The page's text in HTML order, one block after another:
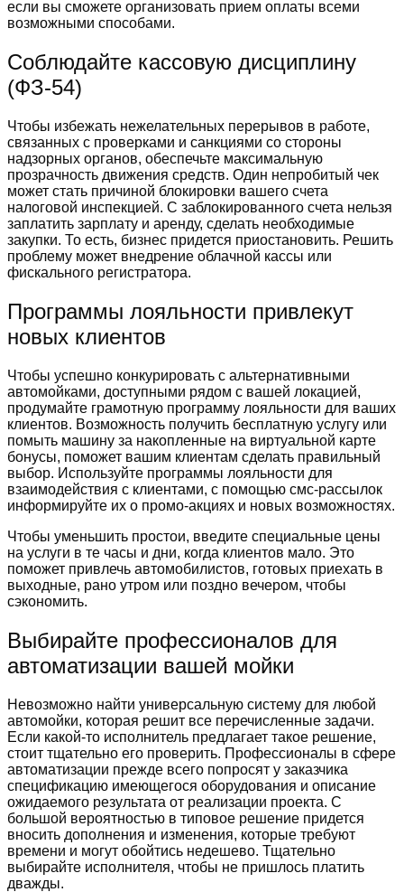
если вы сможете организовать прием оплаты всеми
возможными способами.
Соблюдайте кассовую дисциплину
(ФЗ-54)
Чтобы избежать нежелательных перерывов в работе,
связанных с проверками и санкциями со стороны
надзорных органов, обеспечьте максимальную
прозрачность движения средств. Один непробитый чек
может стать причиной блокировки вашего счета
налоговой инспекцией. С заблокированного счета нельзя
заплатить зарплату и аренду, сделать необходимые
закупки. То есть, бизнес придется приостановить. Решить
проблему может внедрение облачной кассы или
фискального регистратора.
Программы лояльности привлекут
новых клиентов
Чтобы успешно конкурировать с альтернативными
автомойками, доступными рядом с вашей локацией,
продумайте грамотную программу лояльности для ваших
клиентов. Возможность получить бесплатную услугу или
помыть машину за накопленные на виртуальной карте
бонусы, поможет вашим клиентам сделать правильный
выбор. Используйте программы лояльности для
взаимодействия с клиентами, с помощью смс-рассылок
информируйте их о промо-акциях и новых возможностях.
Чтобы уменьшить простои, введите специальные цены
на услуги в те часы и дни, когда клиентов мало. Это
поможет привлечь автомобилистов, готовых приехать в
выходные, рано утром или поздно вечером, чтобы
сэкономить.
Выбирайте профессионалов для
автоматизации вашей мойки
Невозможно найти универсальную систему для любой
автомойки, которая решит все перечисленные задачи.
Если какой-то исполнитель предлагает такое решение,
стоит тщательно его проверить. Профессионалы в сфере
автоматизации прежде всего попросят у заказчика
спецификацию имеющегося оборудования и описание
ожидаемого результата от реализации проекта. С
большой вероятностью в типовое решение придется
вносить дополнения и изменения, которые требуют
времени и могут обойтись недешево. Тщательно
выбирайте исполнителя, чтобы не пришлось платить
дважды.